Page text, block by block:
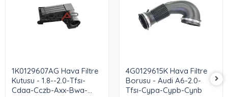
1K0129607AG Hava Filtre
Kutusu - 1.8--2.0-Tfsı-
Cdaa-Cczb-Axx-Bwa-
4G0129615K Hava Filtre
Borusu - Audi A6-2.0-
Tfsı-Cypa-Cypb-Cynb